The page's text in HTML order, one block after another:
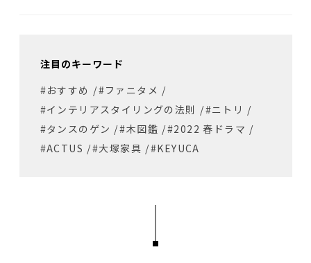
注目のキーワード
#おすすめ /#ファニタメ /
#インテリアスタイリングの法則 /#ニトリ /
#タンスのゲン /#木図鑑 /#2022 春ドラマ /
#ACTUS /#大塚家具 /#KEYUCA